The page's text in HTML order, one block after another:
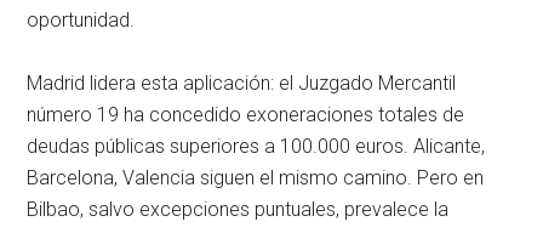
oportunidad
Madrid lidera esta aplicación: el Juzgado Mercantil
número 19 ha concedido exoneraciones totales de
deudas públicas superiores a 100.000 euros . Alicante,
Barcelona, Valencia siguen el mismo camino . Pero en
Bilbao, salvo excepciones puntuales, prevalece la